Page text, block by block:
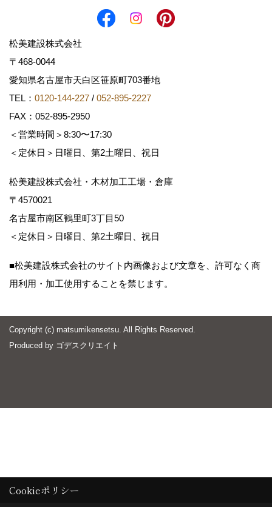
松美建設株式会社
〒468-0044
愛知県名古屋市天白区笹原町703番地
TEL： 0120-144-227 / 052-895-2227
FAX：052-895-2950
＜営業時間＞8:30〜17:30
＜定休日＞日曜日、第2土曜日、祝日
松美建設株式会社・木材加工工場・倉庫
〒4570021
名古屋市南区鶴里町3丁目50
＜定休日＞日曜日、第2土曜日、祝日
■松美建設株式会社のサイト内画像および文章を、許可なく商
用利用・加工使用することを禁じます。
Copyright (c) matsumikensetsu. All Rights Reserved.
Produced by ゴデスクリエイト
Cookieポリシー